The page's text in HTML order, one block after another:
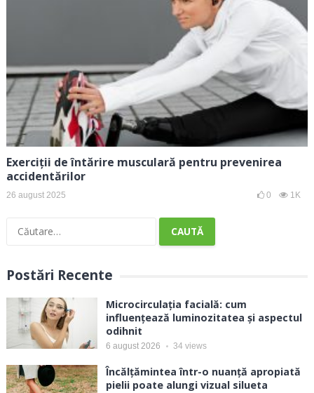
Exerciții de întărire musculară pentru prevenirea
accidentărilor
26 august 2025 0 1K
Caută
Postări Recente
Microcirculația facială: cum
influențează luminozitatea și aspectul
odihnit
6 august 2026 34 views
Încălțămintea într-o nuanță apropiată
pielii poate alungi vizual silueta